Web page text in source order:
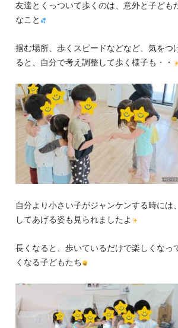
友達とくっついて歩くのは、意外と子ども
なこと
掴む場所、歩くスピードなどなど、気をつ
ると、自分で考え調整して歩く様子も・・
自分より小さい子がジャンケンする時には
してあげる姿も見られましたよ
長くなると、歩いているだけで楽しくなっ
くなる子どもたち